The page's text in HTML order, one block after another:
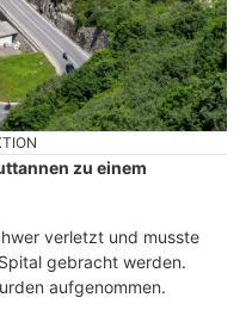
zu einem
verletzt und musste
gebracht werden.
aufgenommen.